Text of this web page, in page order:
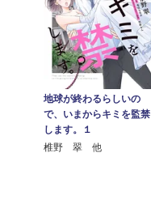
地球が終わるらしいの
で、いまからキミを監禁
します。１
椎野 翠 他